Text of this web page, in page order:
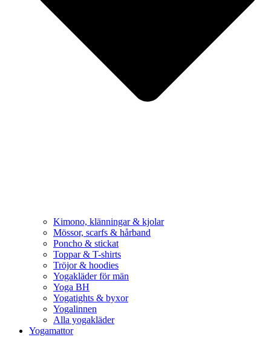
Kimono, klänningar & kjolar
Mössor, scarfs & hårband
Poncho & stickat
Toppar & T-shirts
Tröjor & hoodies
Yogakläder för män
Yoga BH
Yogatights & byxor
Yogalinnen
Alla yogakläder
Yogamattor